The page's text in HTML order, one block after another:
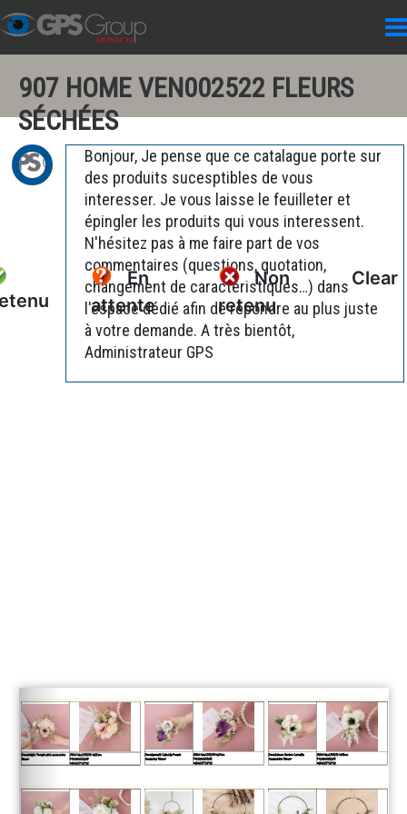
907 HOME VEN002522 FLEURS
SÉCHÉES
En
attente
Non
retenu
Clear
Bonjour, Je pense que ce catalague porte sur
des produits sucesptibles de vous
interesser. Je vous laisse le feuilleter et
épingler les produits qui vous interessent.
N'hésitez pas à me faire part de vos
commentaires (questions, quotation,
changement de caractéristiques…) dans
l'espace dédié afin de répondre au plus juste
à votre demande. A très bientôt,
Administrateur GPS